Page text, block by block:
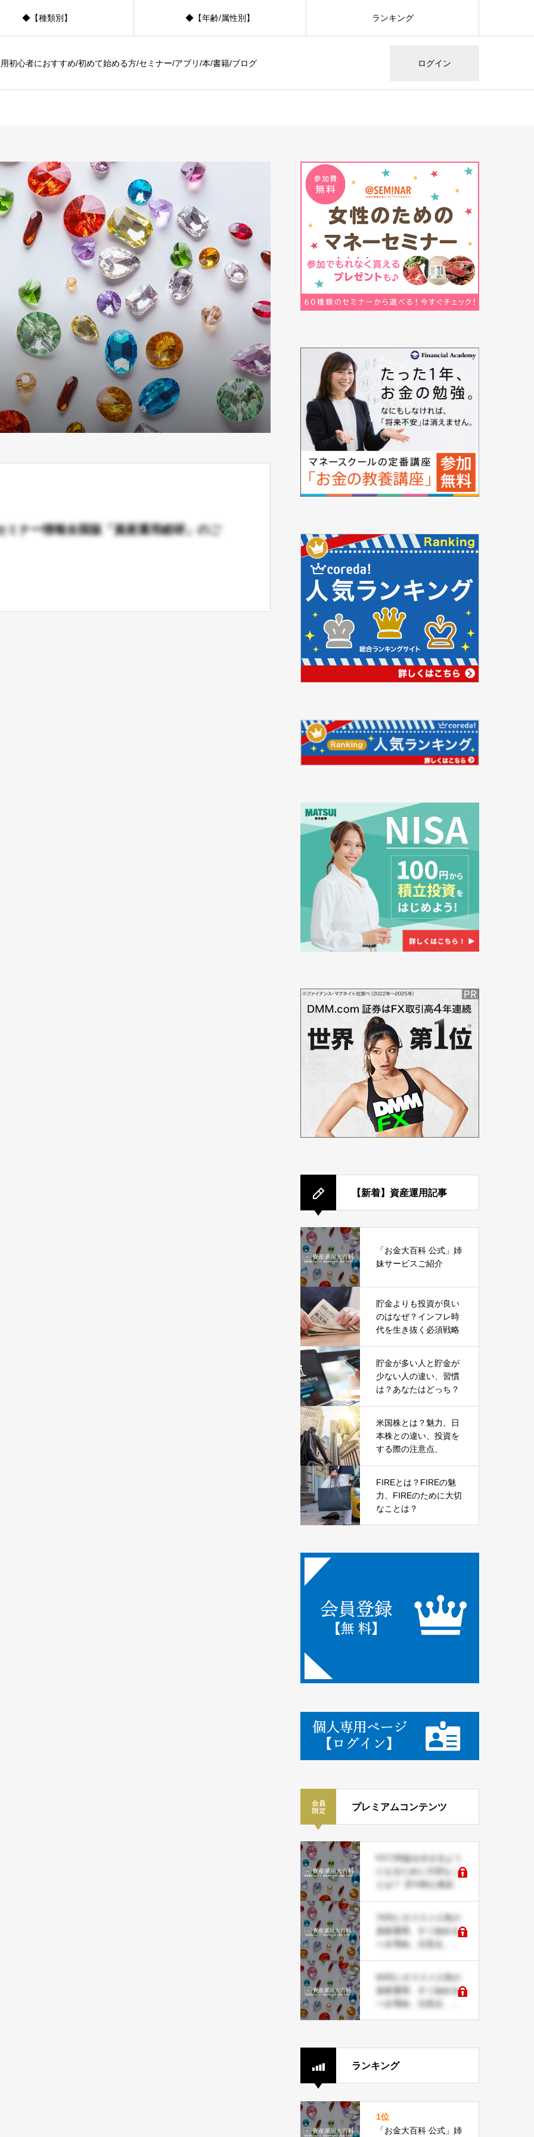
初心者におすすめ/初めて始める方/セミナー/アプリ/本/書籍/ブログ ログイン
◆【種類別】 ◆【年齢/属性別】 ランキング
ミナー情報全国版「資産運用総研」のご
【新着】資産運用記事
「お金大百科 公式」姉
妹サービスご紹介
貯金よりも投資が良い
のはなぜ？インフレ時
代を生き抜く必須戦略
貯金が多い人と貯金が
少ない人の違い、習慣
は？あなたはどっち？
米国株とは？魅力、日
本株との違い、投資を
する際の注意点、
FIREとは？FIREの魅
力、FIREのために大切
なことは？
プレミアムコンテンツ
FXで利益を出せるよう
になるために大切なこ
とは？【FX初心者必
70代にオススメ人気の
資産運用、すぐ始める
べき理由、注意点、コ
60代にオススメ人気の
資産運用、すぐ始める
べき理由、注意点、コ
ランキング
1位
「お金大百科 公式」姉